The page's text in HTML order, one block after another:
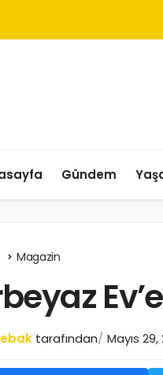
Gündem
Magazin
tarafından Mayıs 29,